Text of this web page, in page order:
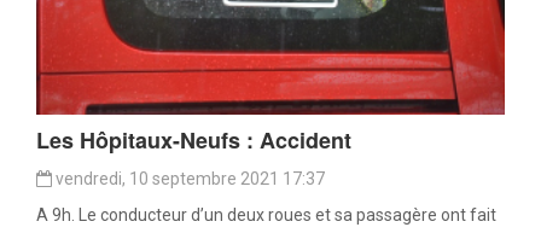
Les Hôpitaux-Neufs : Accident
vendredi, 10 septembre 2021 17:37
A 9h. Le conducteur d’un deux roues et sa passagère ont fait